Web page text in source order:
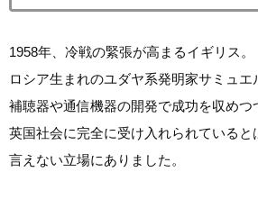
1958年、冷戦の緊張が高まるイギリス。
ロシア生まれのユダヤ系発明家サミュエ
補聴器や通信機器の開発で成功を収めつ
英国社会に完全に受け入れられていると
言えない立場にありました。